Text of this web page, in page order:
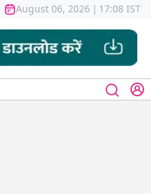
August 06, 2026 | 17:08 IST